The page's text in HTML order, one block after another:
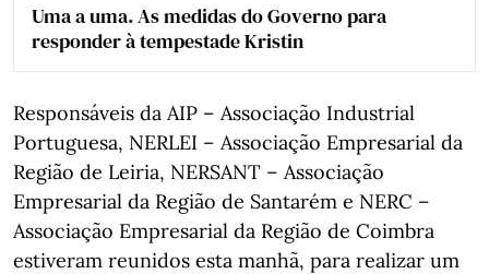
Uma a uma. As medidas do Governo para
responder à tempestade Kristin
Responsáveis da AIP – Associação Industrial
Portuguesa, NERLEI – Associação Empresarial da
Região de Leiria, NERSANT – Associação
Empresarial da Região de Santarém e NERC –
Associação Empresarial da Região de Coimbra
estiveram reunidos esta manhã, para realizar um